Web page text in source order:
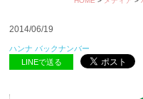
2014/06/19
ハンナ バックナンバー
LINEで送る